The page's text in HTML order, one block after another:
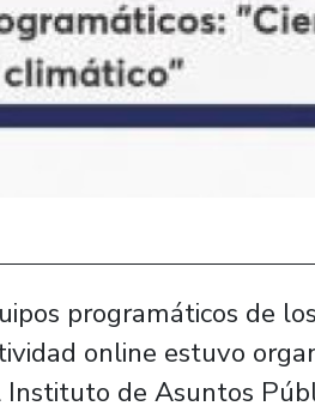
programáticos de
online estuvo
de Asuntos